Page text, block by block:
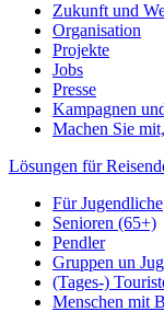
Zukunft und
Organisation
Projekte
Jobs
Presse
Kampagnen
Machen Sie
Lösungen für
Für Jugendliche
Senioren (65+)
Pendler
Gruppen un
(Tages-)
Menschen mit